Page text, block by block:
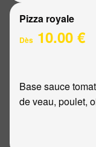
Pizza royale
Dès 10.00 €
Base sauce
de veau, poulet,